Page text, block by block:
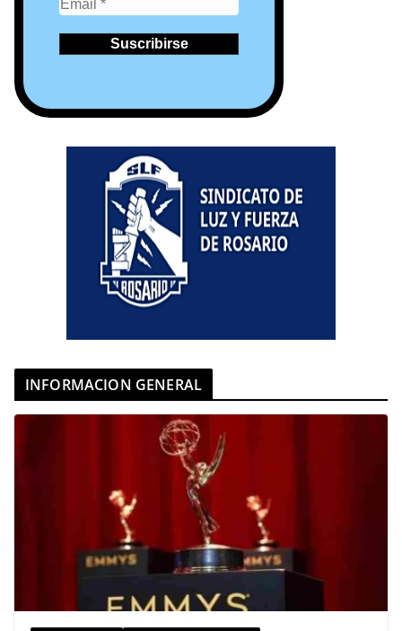
INFORMACION GENERAL